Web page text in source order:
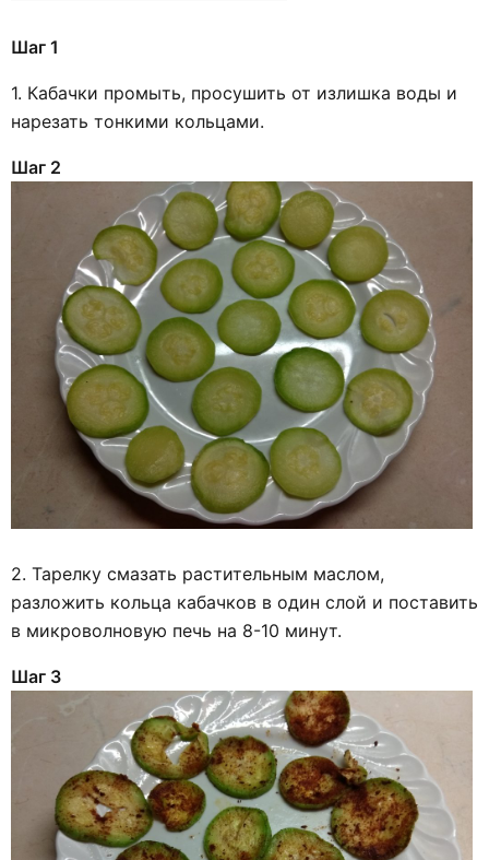
Шаг 1
1. Кабачки промыть, просушить от излишка воды и
нарезать тонкими кольцами.
Шаг 2
2. Тарелку смазать растительным маслом,
разложить кольца кабачков в один слой и поставить
в микроволновую печь на 8-10 минут.
Шаг 3